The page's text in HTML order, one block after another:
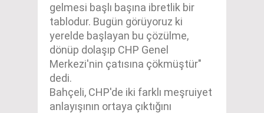
gelmesi başlı başına ibretlik bir
tablodur. Bugün görüyoruz ki
yerelde başlayan bu çözülme,
dönüp dolaşıp CHP Genel
Merkezi'nin çatısına çökmüştür"
dedi.
Bahçeli, CHP'de iki farklı meşruiyet
anlayışının ortaya çıktığını